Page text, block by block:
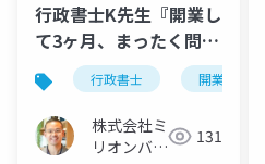
行政書士K先生『開業し
て3ヶ月、まったく問合
せがありません…』へ
のアドバイス
行政書士 開業
株式会社ミ
リオンバリ
131